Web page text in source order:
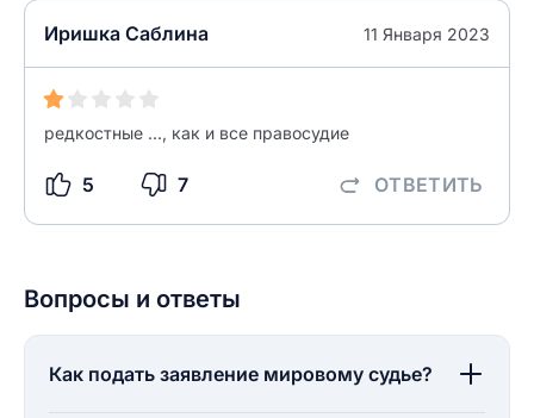
Иришка Саблина 11 Января 2023
редкостные ..., как и все правосудие
5 7 ОТВЕТИТЬ
Вопросы и ответы
Как подать заявление мировому судье?